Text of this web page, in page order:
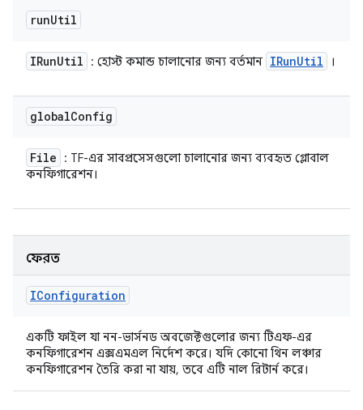
runUtil
IRunUtil : হোস্ট কমান্ড চালানোর জন্য বর্তমান IRunUtil ।
globalConfig
File
: TF-এর সাবপ্রসেসগুলো চালানোর জন্য ব্যবহৃত গ্লোবাল
কনফিগারেশন।
ফেরত
IConfiguration
একটি ফাইল যা নন-ভার্সনড অবজেক্টগুলোর জন্য টিএফ-এর
কনফিগারেশন এক্সএমএল নির্দেশ করে। যদি কোনো থিন লঞ্চার
কনফিগারেশন তৈরি করা না যায়, তবে এটি নাল রিটার্ন করে।